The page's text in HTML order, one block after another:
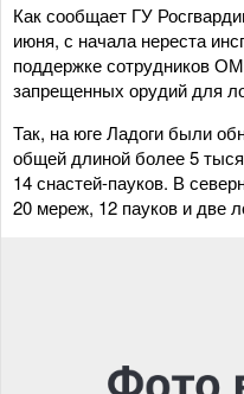
Как сообщает ГУ
июня, с начала нереста
поддержке сотрудников
запрещенных орудий для
Так, на юге Ладоги были
общей длиной более 5
14 снастей-пауков. В
20 мереж, 12 пауков и две